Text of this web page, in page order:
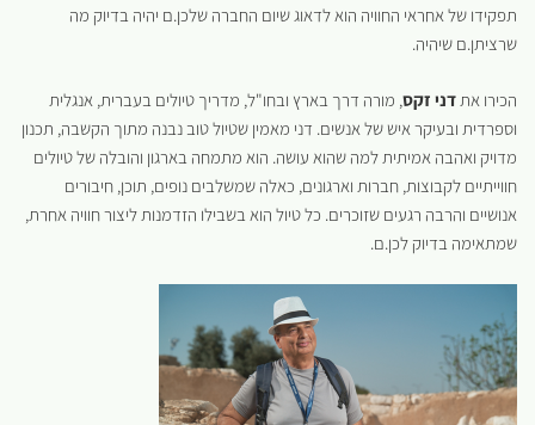
תפקידו של אחראי החוויה הוא לדאוג שיום החברה שלכן.ם יהיה בדיוק מה
שרציתן.ם שיהיה.
הכירו אתדני זקס, מורה דרך בארץ ובחו"ל, מדריך טיולים בעברית, אנגלית
וספרדית ובעיקר איש של אנשים. דני מאמין שטיול טוב נבנה מתוך הקשבה, תכנון
מדויק ואהבה אמיתית למה שהוא עושה. הוא מתמחה בארגון והובלה של טיולים
חווייתיים לקבוצות, חברות וארגונים, כאלה שמשלבים נופים, תוכן, חיבורים
אנושיים והרבה רגעים שזוכרים. כל טיול הוא בשבילו הזדמנות ליצור חוויה אחרת,
שמתאימה בדיוק לכן.ם.